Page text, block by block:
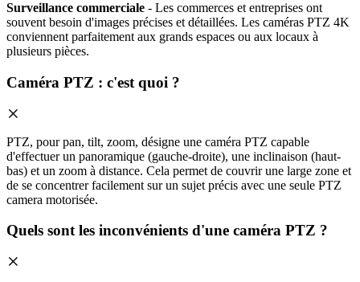
Surveillance commerciale - Les commerces et entreprises ont
souvent besoin d'images précises et détaillées. Les caméras PTZ 4K
conviennent parfaitement aux grands espaces ou aux locaux à
plusieurs pièces.
Caméra PTZ : c'est quoi ?
PTZ, pour pan, tilt, zoom, désigne une caméra PTZ capable
d'effectuer un panoramique (gauche-droite), une inclinaison (haut-
bas) et un zoom à distance. Cela permet de couvrir une large zone et
de se concentrer facilement sur un sujet précis avec une seule PTZ
camera motorisée.
Quels sont les inconvénients d'une caméra PTZ ?